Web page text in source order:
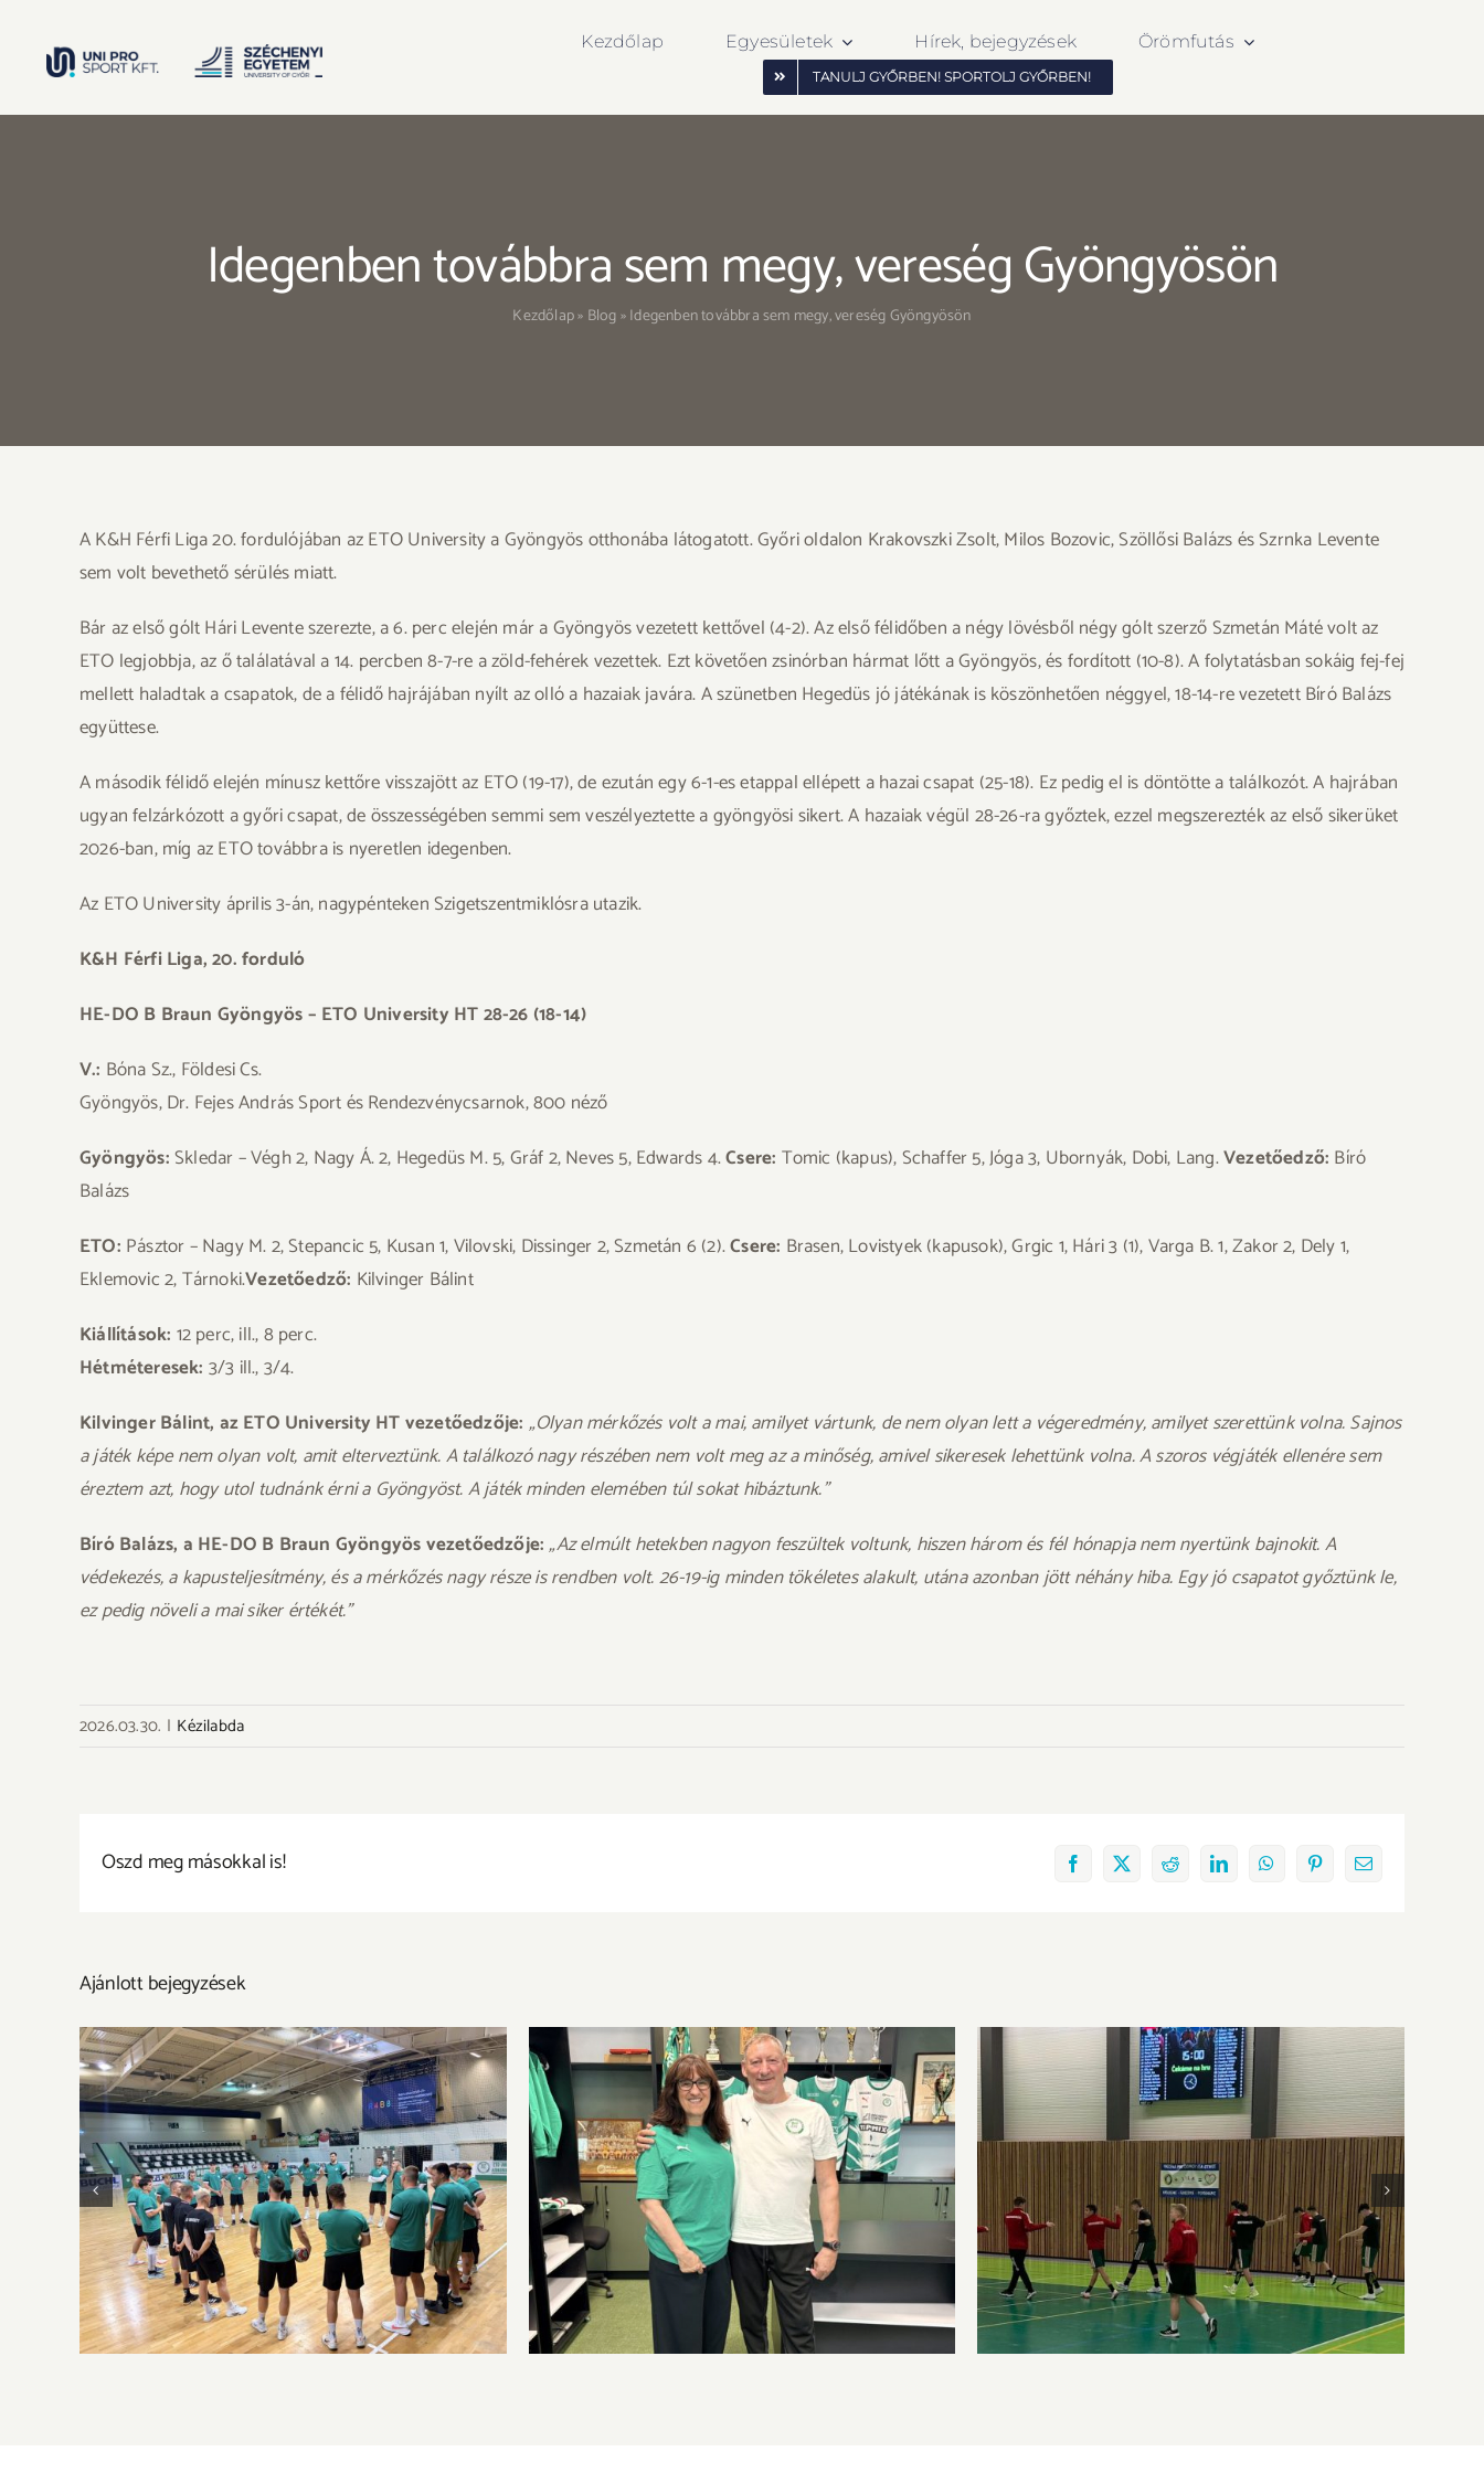
Kezdőlap Egyesületek Hírek, bejegyzések Örömfutás
TANULJ GYŐRBEN! SPORTOLJ GYŐRBEN!
Idegenben továbbra sem megy, vereség Gyöngyösön
Kezdőlap» Blog»Idegenben továbbra sem megy, vereség Gyöngyösön
A K&H Férfi Liga 20. fordulójában az ETO University a Gyöngyös otthonába látogatott. Győri oldalon Krakovszki Zsolt, Milos Bozovic, Szöllősi Balázs és Szrnka Levente
sem volt bevethető sérülés miatt.
Bár az első gólt Hári Levente szerezte, a 6. perc elején már a Gyöngyös vezetett kettővel (4-2). Az első félidőben a négy lövésből négy gólt szerző Szmetán Máté volt az
ETO legjobbja, az ő találatával a 14. percben 8-7-re a zöld-fehérek vezettek. Ezt követően zsinórban hármat lőtt a Gyöngyös, és fordított (10-8). A folytatásban sokáig fej-fej
mellett haladtak a csapatok, de a félidő hajrájában nyílt az olló a hazaiak javára. A szünetben Hegedüs jó játékának is köszönhetően néggyel, 18-14-re vezetett Bíró Balázs
együttese.
A második félidő elején mínusz kettőre visszajött az ETO (19-17), de ezután egy 6-1-es etappal ellépett a hazai csapat (25-18). Ez pedig el is döntötte a találkozót. A hajrában
ugyan felzárkózott a győri csapat, de összességében semmi sem veszélyeztette a gyöngyösi sikert. A hazaiak végül 28-26-ra győztek, ezzel megszerezték az első sikerüket
2026-ban, míg az ETO továbbra is nyeretlen idegenben.
Az ETO University április 3-án, nagypénteken Szigetszentmiklósra utazik.
K&H Férfi Liga, 20. forduló
HE-DO B Braun Gyöngyös – ETO University HT 28-26 (18-14)
V.: Bóna Sz., Földesi Cs.
Gyöngyös, Dr. Fejes András Sport és Rendezvénycsarnok, 800 néző
Gyöngyös:Skledar – Végh 2, Nagy Á. 2, Hegedüs M. 5, Gráf 2, Neves 5, Edwards 4.Csere: Tomic (kapus), Schaffer 5, Jóga 3, Ubornyák, Dobi, Lang.Vezetőedző: Bíró
Balázs
ETO: Pásztor – Nagy M. 2, Stepancic 5, Kusan 1, Vilovski, Dissinger 2, Szmetán 6 (2).Csere: Brasen, Lovistyek (kapusok), Grgic 1, Hári 3 (1), Varga B. 1, Zakor 2, Dely 1,
Eklemovic 2, Tárnoki.Vezetőedző: Kilvinger Bálint
Kiállítások: 12 perc, ill., 8 perc.
Hétméteresek: 3/3 ill., 3/4.
Kilvinger Bálint, az ETO University HT vezetőedzője: „Olyan mérkőzés volt a mai, amilyet vártunk, de nem olyan lett a végeredmény, amilyet szerettünk volna. Sajnos
a játék képe nem olyan volt, amit elterveztünk. A találkozó nagy részében nem volt meg az a minőség, amivel sikeresek lehettünk volna. A szoros végjáték ellenére sem
éreztem azt, hogy utol tudnánk érni a Gyöngyöst. A játék minden elemében túl sokat hibáztunk.”
Bíró Balázs, a HE-DO B Braun Gyöngyös vezetőedzője:„Az elmúlt hetekben nagyon feszültek voltunk, hiszen három és fél hónapja nem nyertünk bajnokit. A
védekezés, a kapusteljesítmény, és a mérkőzés nagy része is rendben volt. 26-19-ig minden tökéletes alakult, utána azonban jött néhány hiba. Egy jó csapatot győztünk le,
ez pedig növeli a mai siker értékét.”
2026.03.30. | Kézilabda
Oszd meg másokkal is! Facebook
X RedditLinkedInWhatsAppPinterestEmail:
Ajánlott bejegyzések
Új szezon, új kihívások – itt a következő
szezon kerete
Válogatott klasszis csatlakozik a
bátorETOmanók csapatához
Erőnléti szemmel a korosztályos
válogatottban – Interjú Lattenstein Dániellel